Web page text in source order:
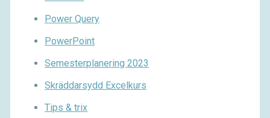
Power Query
PowerPoint
Semesterplanering 2023
Skräddarsydd Excelkurs
Tips & trix